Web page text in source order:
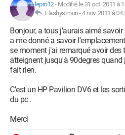
lepro12- Modifié le 31 oct. 2011 à
Flashysimon -4 nov. 2011 à
Bonjour, a tous j'aurais aimé
a me donné a savoir
se moment j'ai remarqué avoir des
atteignent jusqu'à 90degres quand
fait rien.
C'est un HP Pavilion DV6 et les
du pc .
Merci